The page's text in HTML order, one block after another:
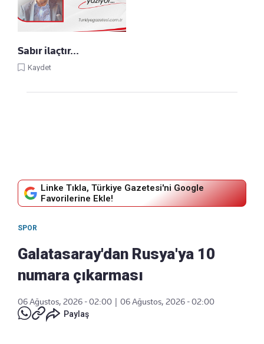
Sabır ilaçtır...
Kaydet
Linke Tıkla, Türkiye Gazetesi'ni Google
Favorilerine Ekle!
SPOR
Galatasaray'dan Rusya'ya 10
numara çıkarması
06 Ağustos, 2026 - 02:00
06 Ağustos, 2026 - 02:00
Paylaş